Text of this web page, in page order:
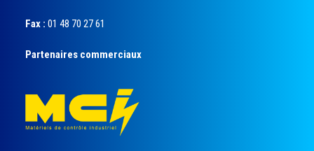
Fax : 01 48 70 27 61
Partenaires commerciaux